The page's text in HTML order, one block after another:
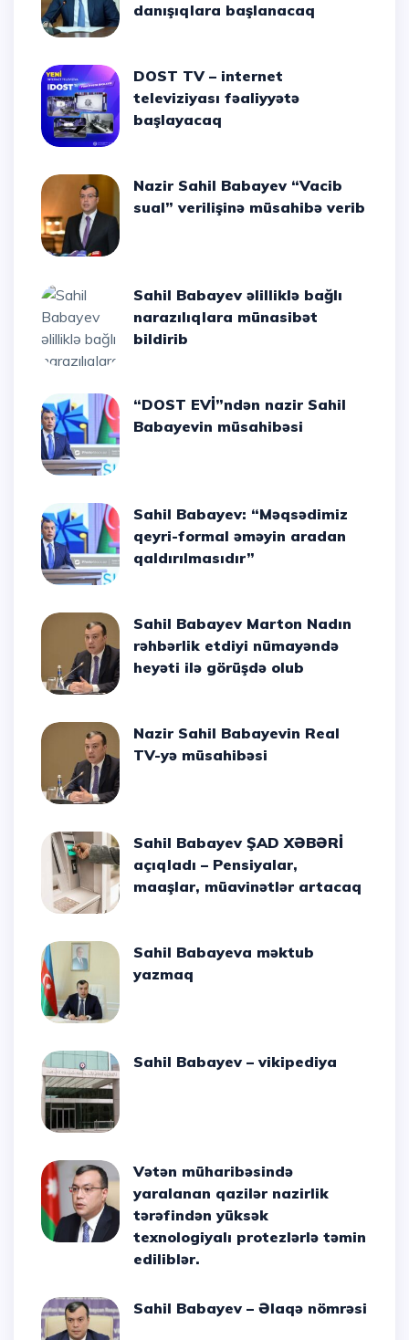
danışıqlara başlanacaq
DOST TV – internet
televiziyası fəaliyyətə
başlayacaq
Nazir Sahil Babayev “Vacib
sual” verilişinə müsahibə verib
Sahil Babayev əlilliklə bağlı
narazılıqlara münasibət
bildirib
“DOST EVİ”ndən nazir Sahil
Babayevin müsahibəsi
Sahil Babayev: “Məqsədimiz
qeyri-formal əməyin aradan
qaldırılmasıdır”
Sahil Babayev Marton Nadın
rəhbərlik etdiyi nümayəndə
heyəti ilə görüşdə olub
Nazir Sahil Babayevin Real
TV-yə müsahibəsi
Sahil Babayev ŞAD XƏBƏRİ
açıqladı – Pensiyalar,
maaşlar, müavinətlər artacaq
Sahil Babayeva məktub
yazmaq
Sahil Babayev – vikipediya
Vətən müharibəsində
yaralanan qazilər nazirlik
tərəfindən yüksək
texnologiyalı protezlərlə təmin
ediliblər.
Sahil Babayev – Əlaqə nömrəsi